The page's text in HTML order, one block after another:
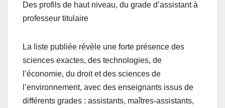
Des profils de haut niveau, du grade d’assistant à
professeur titulaire
La liste publiée révèle une forte présence des
sciences exactes, des technologies, de
l’économie, du droit et des sciences de
l’environnement, avec des enseignants issus de
différents grades : assistants, maîtres-assistants,